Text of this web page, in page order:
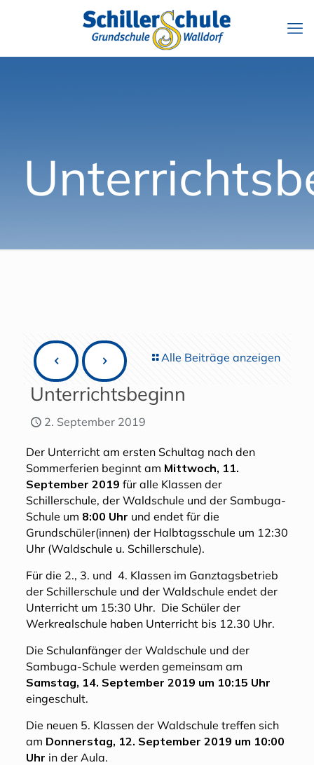
Alle Beiträge anzeigen
Unterrichtsbeginn
2. September 2019
Der Unterricht am ersten Schultag nach den
Sommerferien beginnt am Mittwoch, 11.
September 2019 für alle Klassen der
Schillerschule, der Waldschule und der Sambuga-
Schule um 8:00 Uhr und endet für die
Grundschüler(innen) der Halbtagsschule um 12:30
Uhr (Waldschule u. Schillerschule).
Für die 2., 3. und 4. Klassen im Ganztagsbetrieb
der Schillerschule und der Waldschule endet der
Unterricht um 15:30 Uhr. Die Schüler der
Werkrealschule haben Unterricht bis 12.30 Uhr.
Die Schulanfänger der Waldschule und der
Sambuga-Schule werden gemeinsam am
Samstag, 14. September 2019 um 10:15 Uhr
eingeschult.
Die neuen 5. Klassen der Waldschule treffen sich
am Donnerstag, 12. September 2019 um 10:00
Uhr in der Aula.